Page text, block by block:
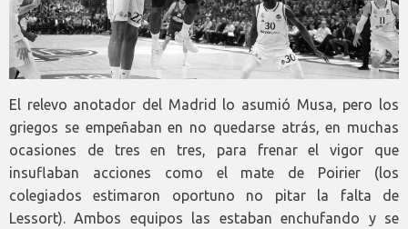
El relevo anotador del Madrid lo asumió Musa, pero los
griegos se empeñaban en no quedarse atrás, en muchas
ocasiones de tres en tres, para frenar el vigor que
insuflaban acciones como el mate de Poirier (los
colegiados estimaron oportuno no pitar la falta de
Lessort). Ambos equipos las estaban enchufando y se